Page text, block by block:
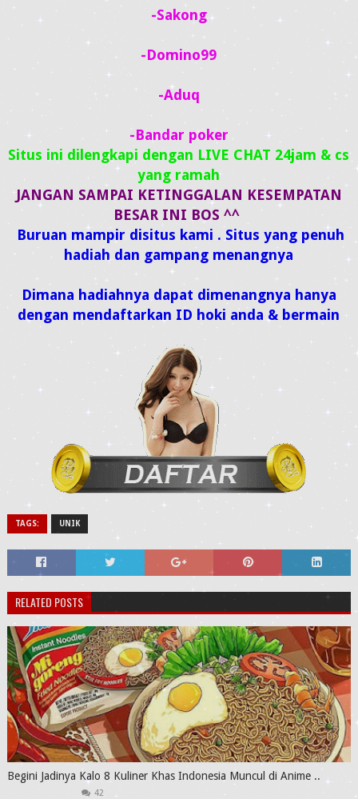
-Sakong
-Domino99
-Aduq
-Bandar poker
Situs ini dilengkapi dengan LIVE CHAT 24jam & cs
yang ramah
JANGAN SAMPAI KETINGGALAN KESEMPATAN
BESAR INI BOS ^^
Buruan mampir disitus kami . Situs yang penuh
hadiah dan gampang menangnya
Dimana hadiahnya dapat dimenangnya hanya
dengan mendaftarkan ID hoki anda & bermain
TAGS: UNIK
RELATED POSTS
Begini Jadinya Kalo 8 Kuliner Khas Indonesia Muncul di Anime ..
42